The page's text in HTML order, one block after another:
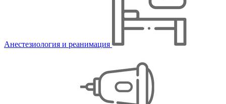
Анестезиология и реанимация